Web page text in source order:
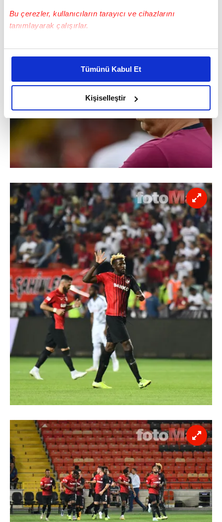
Bu çerezler, kullanıcıların tarayıcı ve cihazlarını
tanımlayarak çalışırlar.
Bu çerezlere izin vermeniz halinde sizlere özel
daha iyi reklam deneyimi yaşatabiliriz. Bunu yaparken
amacımızın size daha iyi bir reklam deneyimi sunmak
olduğunu ve sizlere en iyi içerikleri sunabilmek adına
elimizden gelen çabayı gösterdiğimizi ve bu noktada,
reklamların maliyetlerimizi karşılamak noktasında tek gelir
kalemimiz olduğunu sizlere hatırlatmak isteriz.
Her halükârda, kullanıcılar, bu çerezlere izin vermedikleri
takdirde, kullanıcılara hedefli reklamlar
Sizlere daha iyi bir hizmet sunabilmek için İnternet
Sitemizde kendimize ve üçüncü kişilere ait çerezler
kullanılmaktadır. Bu çerezler vasıtasıyla çeşitli kişisel
verileriniz işlenmekte olup gerekli olan çerezler bilgi
toplumu hizmetlerinin sunulması amacıyla
kullanılmaktadır. Diğer çerezler, sitemizin daha işlevsel
kılınması ve kişiselleştirilmesi ve sizlere yönelik
reklam/pazarlama faaliyetlerinin yapılması, amaçlarıyla
sınırlı olarak açık rızanız dahilinde kullanılacaktır.
Çerezlere ilişkin tercihlerinizi aşağıda yer alan panel
vasıtasıyla belirleyebilirsiniz. Çerezlere ilişkin detaylı bilgi
için Ayarlar butonuna tıklayabilir, Çerez Bilgilendirme
Metnimiziziyaret edebilirsiniz.
6698 sayılı Kişisel Verilerin Korunması Kanunu uyarınca
hazırlanmış Aydınlatma Metnimizi okumak ve sitemizde
ilgili mevzuata uygun olarak kullanılan çerezlerle ilgili bilgi
Tümünü Kabul Et
Kişiselleştir